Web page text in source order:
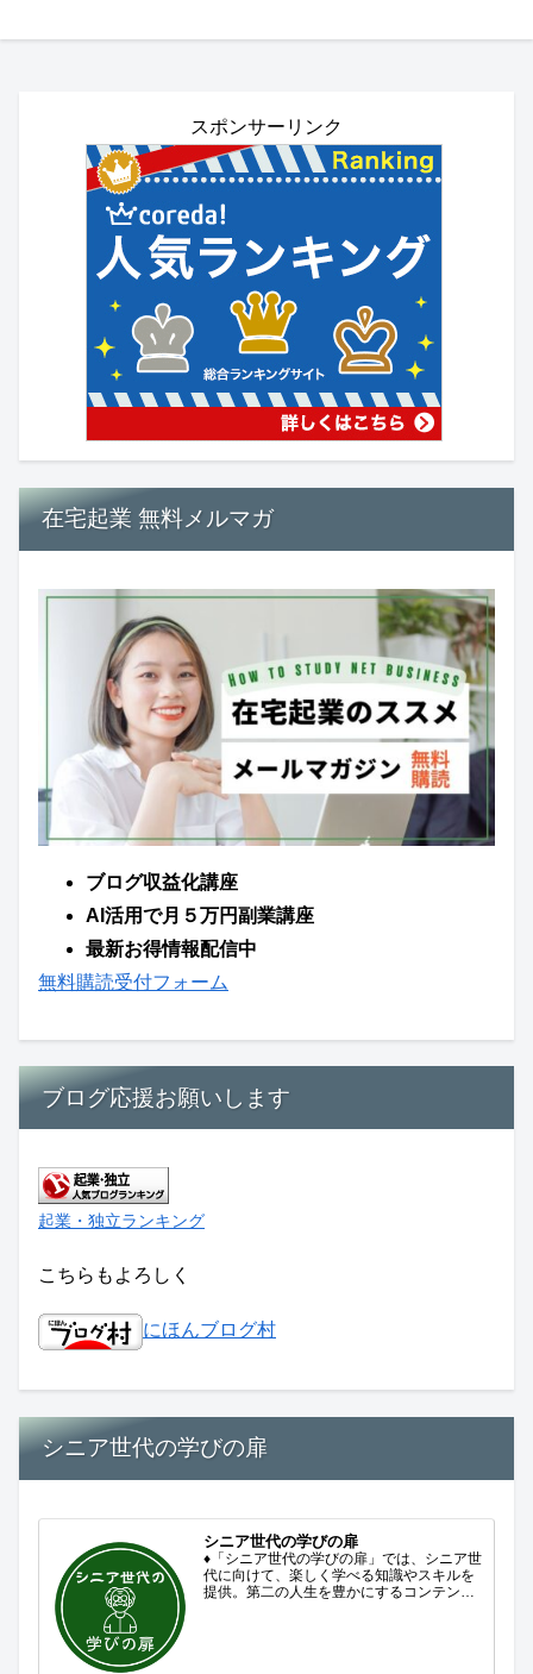
スポンサーリンク
在宅起業 無料メルマガ
ブログ収益化講座
AI活用で月５万円副業講座
最新お得情報配信中
無料購読受付フォーム
ブログ応援お願いします
起業・独立ランキング
こちらもよろしく
にほんブログ村
シニア世代の学びの扉
シニア世代の学びの扉
♦「シニア世代の学びの扉」では、シニア世
代に向けて、楽しく学べる知識やスキルを
提供。第二の人生を豊かにするコンテンツ